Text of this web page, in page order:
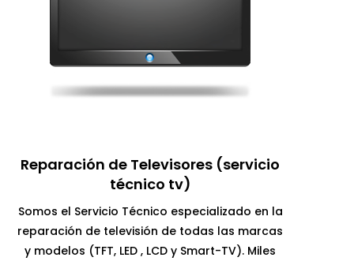
Reparación de Televisores (servicio
técnico tv)
Somos el Servicio Técnico especializado en la
reparación de televisión de todas las marcas
y modelos (TFT, LED , LCD y Smart-TV). Miles